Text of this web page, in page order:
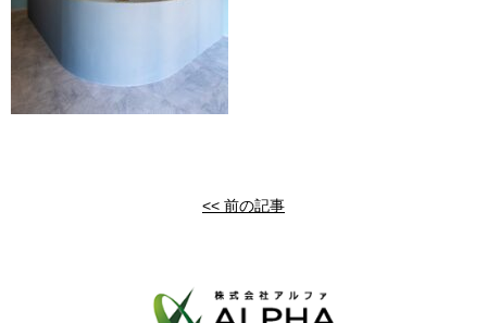
<< 前の記事